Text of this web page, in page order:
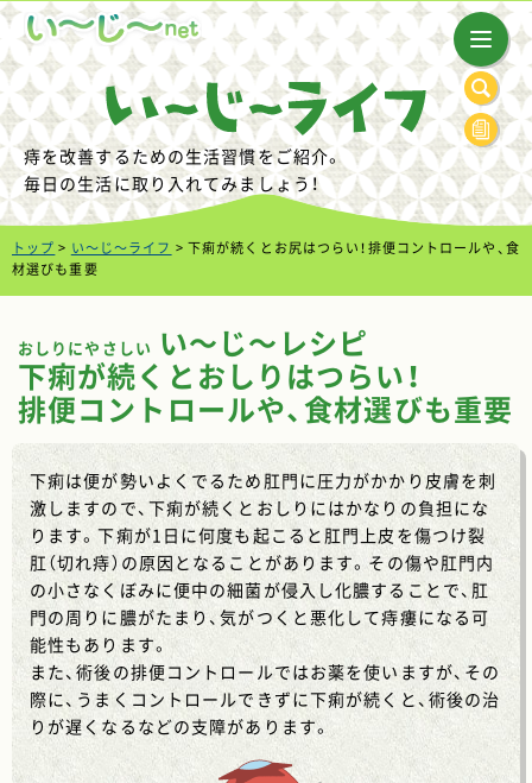
痔を改善するための生活習慣をご紹介。
毎日の生活に取り入れてみましょう！
トップ > い～じ～ライフ > 下痢が続くとお尻はつらい！排便コントロールや、食
材選びも重要
おしりにやさしい い～じ～レシピ
下痢が続くとおしりはつらい！
排便コントロールや、食材選びも重要
下痢は便が勢いよくでるため肛門に圧力がかかり皮膚を刺
激しますので、下痢が続くとおしりにはかなりの負担にな
ります。下痢が1日に何度も起こると肛門上皮を傷つけ裂
肛（切れ痔）の原因となることがあります。その傷や肛門内
の小さなくぼみに便中の細菌が侵入し化膿することで、肛
門の周りに膿がたまり、気がつくと悪化して痔瘻になる可
能性もあります。
また、術後の排便コントロールではお薬を使いますが、その
際に、うまくコントロールできずに下痢が続くと、術後の治
りが遅くなるなどの支障があります。